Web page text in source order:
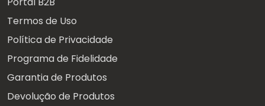
Termos de Uso
Política de Privacidade
Programa de Fidelidade
Garantia de Produtos
Devolução de Produtos